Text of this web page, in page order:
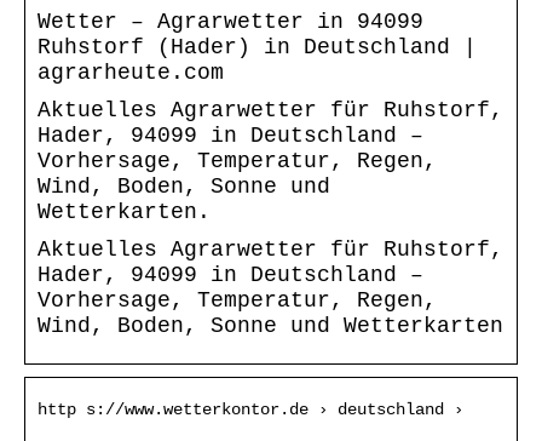
Wetter – Agrarwetter in 94099
Ruhstorf (Hader) in Deutschland |
agrarheute.com
Aktuelles Agrarwetter für Ruhstorf,
Hader, 94099 in Deutschland –
Vorhersage, Temperatur, Regen,
Wind, Boden, Sonne und
Wetterkarten.
Aktuelles Agrarwetter für Ruhstorf,
Hader, 94099 in Deutschland –
Vorhersage, Temperatur, Regen,
Wind, Boden, Sonne und Wetterkarten
http s://www.wetterkontor.de › deutschland ›